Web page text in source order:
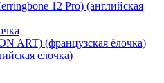
12 Pro) (английская
ART) (французская ёлочка)
елочка)